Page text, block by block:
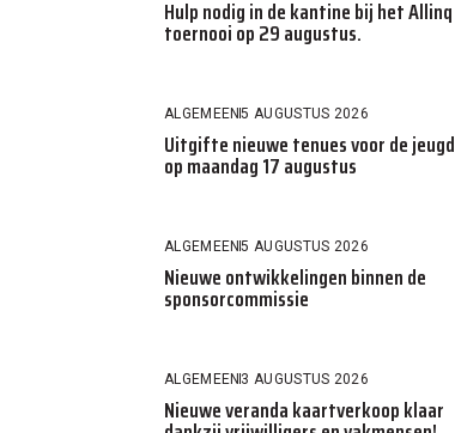
Hulp nodig in de kantine bij het Allinq
toernooi op 29 augustus.
ALGEMEEN5 AUGUSTUS 2026
Uitgifte nieuwe tenues voor de jeugd
op maandag 17 augustus
ALGEMEEN5 AUGUSTUS 2026
Nieuwe ontwikkelingen binnen de
sponsorcommissie
ALGEMEEN3 AUGUSTUS 2026
Nieuwe veranda kaartverkoop klaar